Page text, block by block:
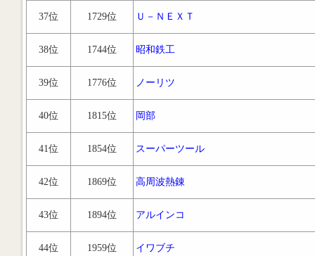
37位 1729位 Ｕ－ＮＥＸＴ
38位 1744位 昭和鉄工
39位 1776位 ノーリツ
40位 1815位 岡部
41位 1854位 スーパーツール
42位 1869位 高周波熱錬
43位 1894位 アルインコ
44位 1959位 イワブチ